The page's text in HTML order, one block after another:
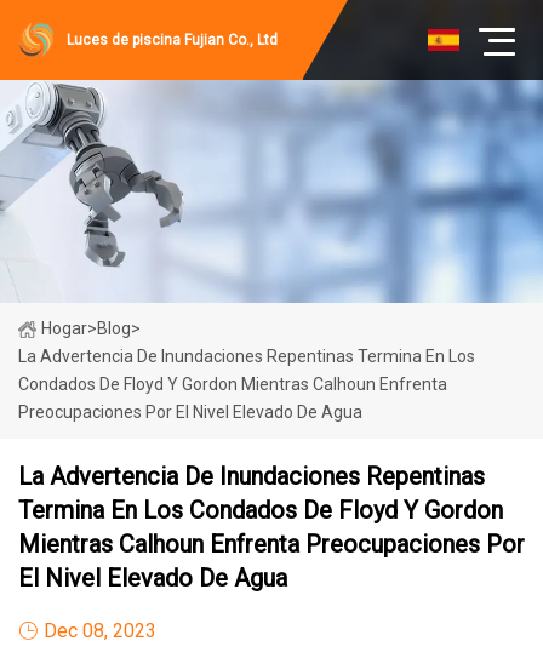
Luces de piscina Fujian Co., Ltd
Hogar>Blog>
La Advertencia De Inundaciones Repentinas Termina En Los
Condados De Floyd Y Gordon Mientras Calhoun Enfrenta
Preocupaciones Por El Nivel Elevado De Agua
La Advertencia De Inundaciones Repentinas
Termina En Los Condados De Floyd Y Gordon
Mientras Calhoun Enfrenta Preocupaciones Por
El Nivel Elevado De Agua
Dec 08, 2023